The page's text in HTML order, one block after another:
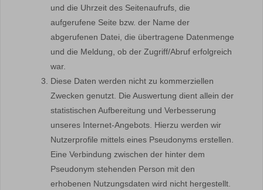
und die Uhrzeit des Seitenaufrufs, die
aufgerufene Seite bzw. der Name der
abgerufenen Datei, die übertragene Datenmenge
und die Meldung, ob der Zugriff/Abruf erfolgreich
war.
Diese Daten werden nicht zu kommerziellen
Zwecken genutzt. Die Auswertung dient allein der
statistischen Aufbereitung und Verbesserung
unseres Internet-Angebots. Hierzu werden wir
Nutzerprofile mittels eines Pseudonyms erstellen.
Eine Verbindung zwischen der hinter dem
Pseudonym stehenden Person mit den
erhobenen Nutzungsdaten wird nicht hergestellt.